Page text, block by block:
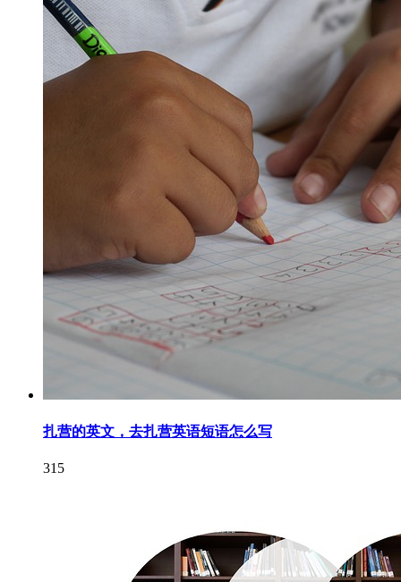
扎营的英文，去扎营英语短语怎么写
315